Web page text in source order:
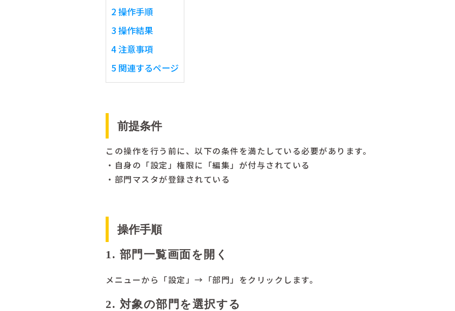
2 操作手順
3 操作結果
4注意事項
5 関連するページ
前提条件
この操作を行う前に、以下の条件を満たしている必要があります。
・自身の「設定」権限に「編集」が付与されている
・部門マスタが登録されている
操作手順
1. 部門一覧画面を開く
メニューから「設定」→「部門」をクリックします。
2. 対象の部門を選択する